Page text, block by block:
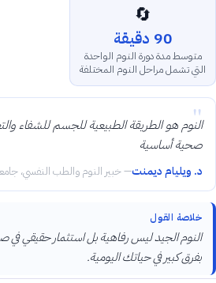
🔄
90 دقيقة
متوسط مدة دورة النوم الواحدة
التي تشمل مراحل النوم المختلفة
"
النوم هو الطريقة الطبيعية للجسم للشفاء
صحية أساسية
د. ويليام ديمنت—خبير النوم والطب النفسي،
خلاصة القول
النوم الجيد ليس رفاهية بل استثمار حقيقي
بفرق كبير في حياتك اليومية.